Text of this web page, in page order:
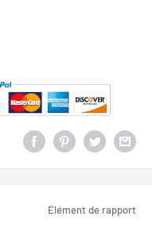
Élément de rapport